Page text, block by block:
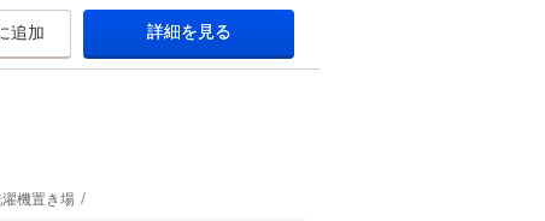
追加 詳細を見る
機置き場